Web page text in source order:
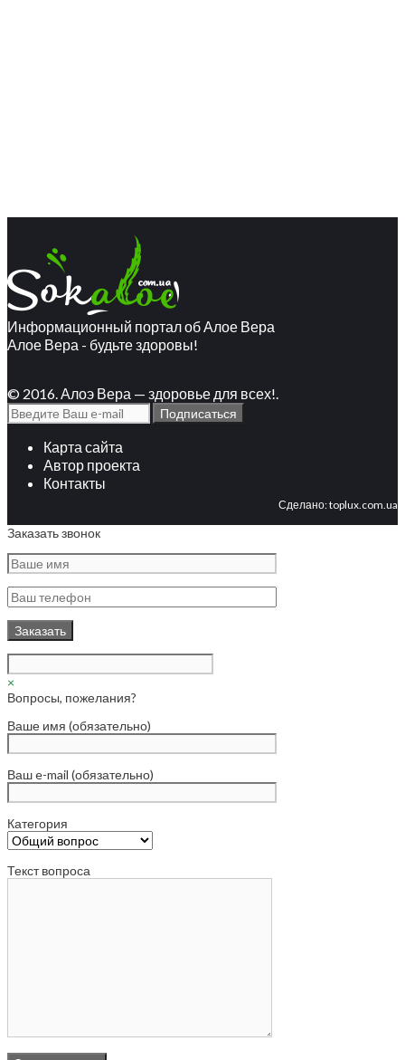
Информационный портал об Алое Вера
Алое Вера - будьте здоровы!
© 2016. Алоэ Вера — здоровье для всех!.
Карта сайта
Автор проекта
Контакты
Сделано:toplux.com.ua
Заказать звонок
×
Вопросы, пожелания?
Ваше имя (обязательно)
Ваш e-mail (обязательно)
Категория
Текст вопроса